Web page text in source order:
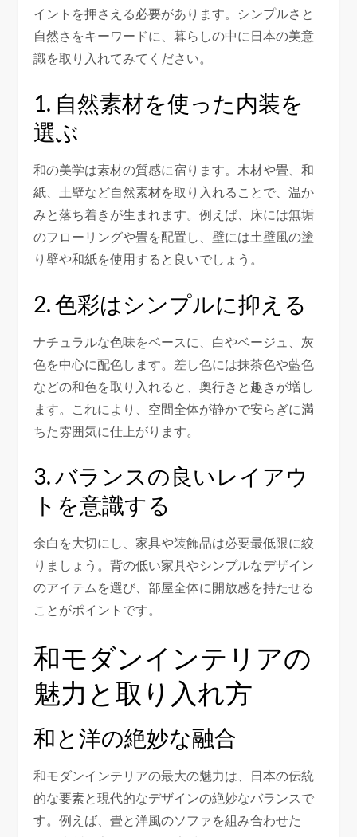
イントを押さえる必要があります。シンプルさと
自然さをキーワードに、暮らしの中に日本の美意
識を取り入れてみてください。
1. 自然素材を使った内装を
選ぶ
和の美学は素材の質感に宿ります。木材や畳、和
紙、土壁など自然素材を取り入れることで、温か
みと落ち着きが生まれます。例えば、床には無垢
のフローリングや畳を配置し、壁には土壁風の塗
り壁や和紙を使用すると良いでしょう。
2. 色彩はシンプルに抑える
ナチュラルな色味をベースに、白やベージュ、灰
色を中心に配色します。差し色には抹茶色や藍色
などの和色を取り入れると、奥行きと趣きが増し
ます。これにより、空間全体が静かで安らぎに満
ちた雰囲気に仕上がります。
3. バランスの良いレイアウ
トを意識する
余白を大切にし、家具や装飾品は必要最低限に絞
りましょう。背の低い家具やシンプルなデザイン
のアイテムを選び、部屋全体に開放感を持たせる
ことがポイントです。
和モダンインテリアの
魅力と取り入れ方
和と洋の絶妙な融合
和モダンインテリアの最大の魅力は、日本の伝統
的な要素と現代的なデザインの絶妙なバランスで
す。例えば、畳と洋風のソファを組み合わせた